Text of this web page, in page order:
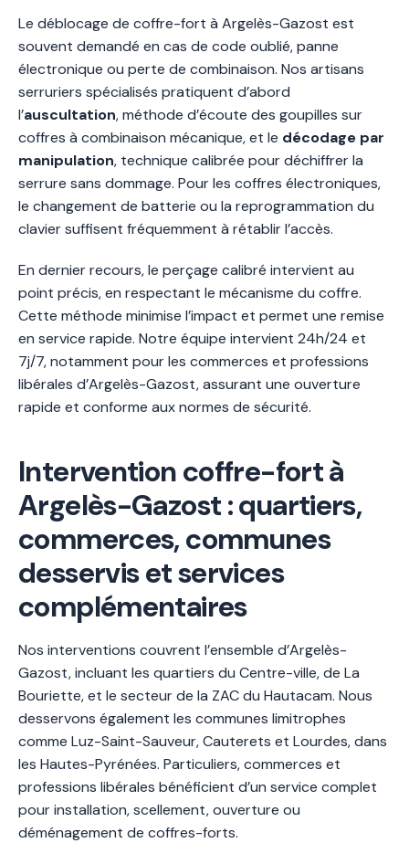
Le déblocage de coffre-fort à Argelès-Gazost est
souvent demandé en cas de code oublié, panne
électronique ou perte de combinaison. Nos artisans
serruriers spécialisés pratiquent d’abord
l’auscultation, méthode d’écoute des goupilles sur
coffres à combinaison mécanique, et le décodage par
manipulation, technique calibrée pour déchiffrer la
serrure sans dommage. Pour les coffres électroniques,
le changement de batterie ou la reprogrammation du
clavier suffisent fréquemment à rétablir l’accès.
En dernier recours, le perçage calibré intervient au
point précis, en respectant le mécanisme du coffre.
Cette méthode minimise l’impact et permet une remise
en service rapide. Notre équipe intervient 24h/24 et
7j/7, notamment pour les commerces et professions
libérales d’Argelès-Gazost, assurant une ouverture
rapide et conforme aux normes de sécurité.
Intervention coffre-fort à
Argelès-Gazost : quartiers,
commerces, communes
desservis et services
complémentaires
Nos interventions couvrent l’ensemble d’Argelès-
Gazost, incluant les quartiers du Centre-ville, de La
Bouriette, et le secteur de la ZAC du Hautacam. Nous
desservons également les communes limitrophes
comme Luz-Saint-Sauveur, Cauterets et Lourdes, dans
les Hautes-Pyrénées. Particuliers, commerces et
professions libérales bénéficient d’un service complet
pour installation, scellement, ouverture ou
déménagement de coffres-forts.